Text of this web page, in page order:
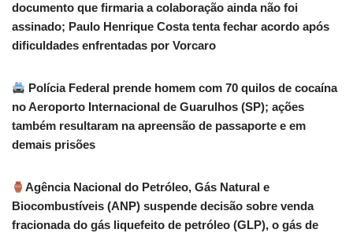
documento que firmaria a colaboração ainda não foi
assinado; Paulo Henrique Costa tenta fechar acordo após
dificuldades enfrentadas por Vorcaro
Polícia Federal prende homem com 70 quilos de cocaína
no Aeroporto Internacional de Guarulhos (SP); ações
também resultaram na apreensão de passaporte e em
demais prisões
Agência Nacional do Petróleo, Gás Natural e
Biocombustíveis (ANP) suspende decisão sobre venda
fracionada do gás liquefeito de petróleo (GLP), o gás de